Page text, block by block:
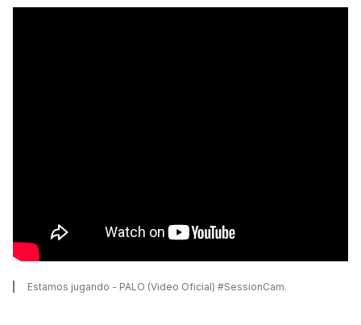
Estamos jugando - PALO (Video Oficial) #SessionCam.